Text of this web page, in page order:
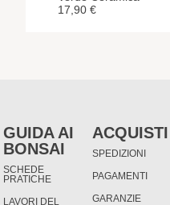
17,90 €
GUIDA AI
BONSAI
SCHEDE
PRATICHE
LAVORI DEL
ACQUISTI
SPEDIZIONI
PAGAMENTI
GARANZIE